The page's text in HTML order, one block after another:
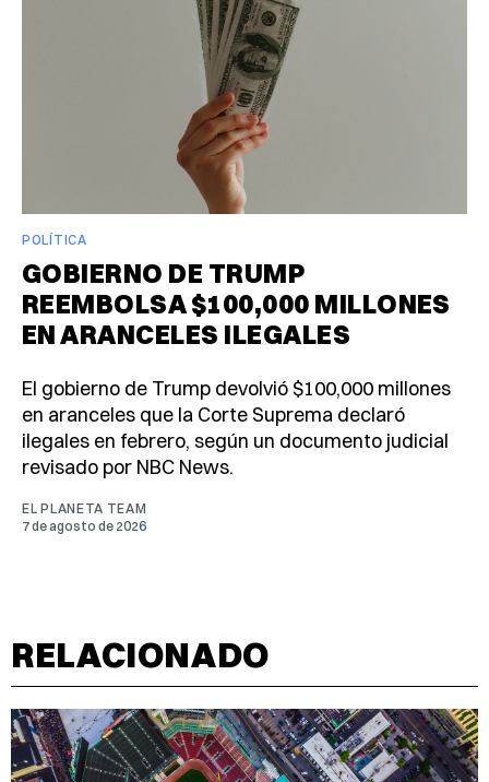
POLÍTICA
GOBIERNO DE TRUMP
REEMBOLSA $100,000 MILLONES
EN ARANCELES ILEGALES
El gobierno de Trump devolvió $100,000 millones
en aranceles que la Corte Suprema declaró
ilegales en febrero, según un documento judicial
revisado por NBC News.
EL PLANETA TEAM
7 de agosto de 2026
RELACIONADO